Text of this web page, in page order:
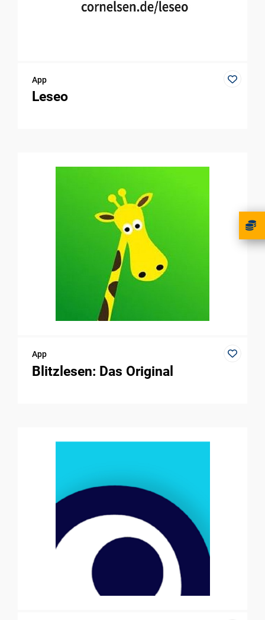
App
Leseo
App
Blitzlesen: Das Original